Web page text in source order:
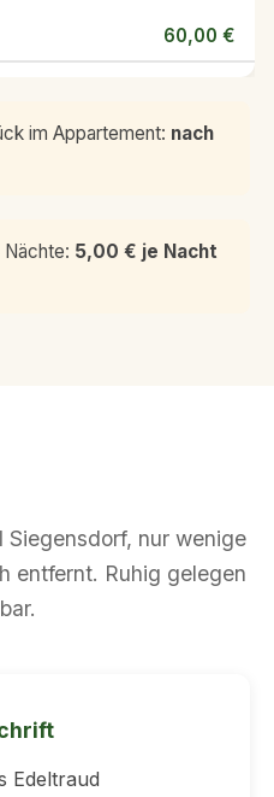
60,00 €
im Appartement: nach
5,00 € je Nacht
nur wenige
entfernt. Ruhig gelegen
Edeltraud